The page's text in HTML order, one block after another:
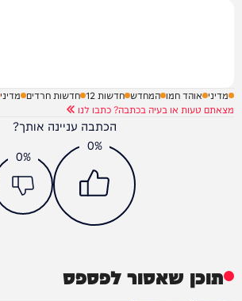
מדיני אוהד חמו המחדש חדשות 12 חדשות חרדים מדיני
מצאתם טעות או בעיה בכתבה? כתבו לנו
הכתבה עניינה אותך?
0%
0%
תוכן שאסור לפספס